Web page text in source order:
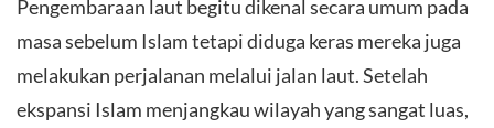
Pengembaraan laut begitu dikenal secara umum pada
masa sebelum Islam tetapi diduga keras mereka juga
melakukan perjalanan melalui jalan laut. Setelah
ekspansi Islam menjangkau wilayah yang sangat luas,